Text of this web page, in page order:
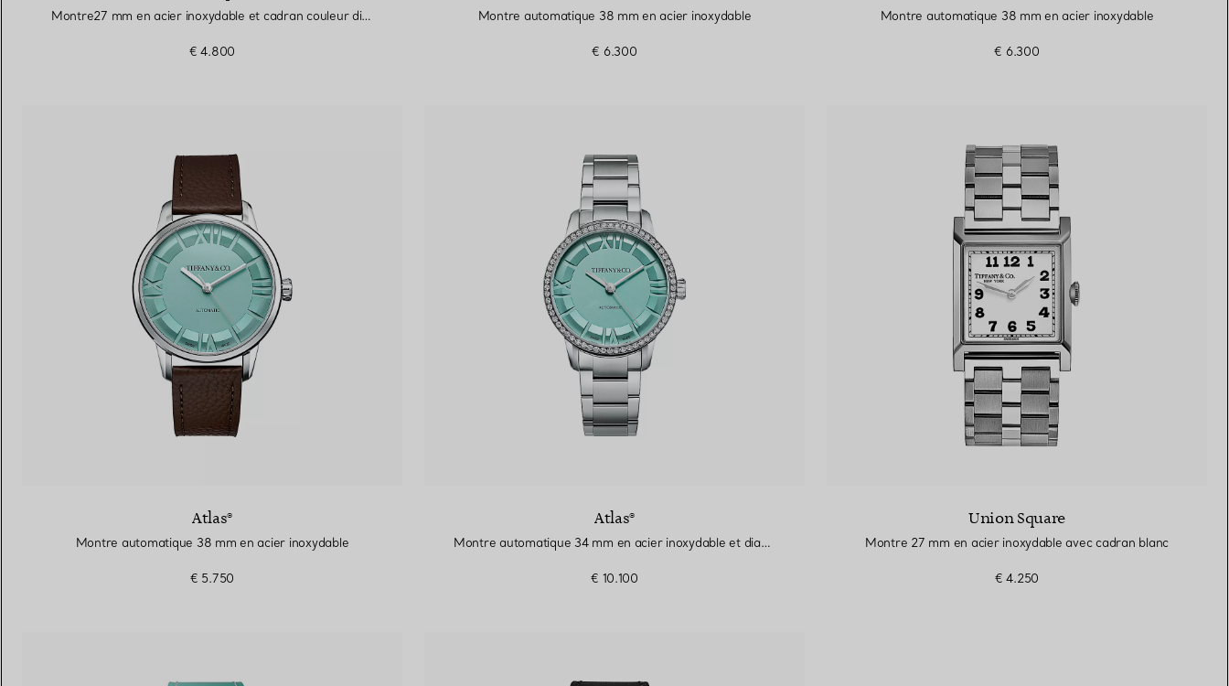
Montre27 mm en acier inoxydable et cadran couleur diamant
€ 4.800
Montre automatique 38 mm en acier inoxydable
€ 6.300
Montre automatique 38 mm en acier inoxydable
€ 6.300
Atlas®
Montre automatique 38 mm en acier inoxydable
€ 5.750
Atlas®
Montre automatique 34 mm en acier inoxydable et diamants
€ 10.100
Union Square
Montre 27 mm en acier inoxydable avec cadran blanc
€ 4.250